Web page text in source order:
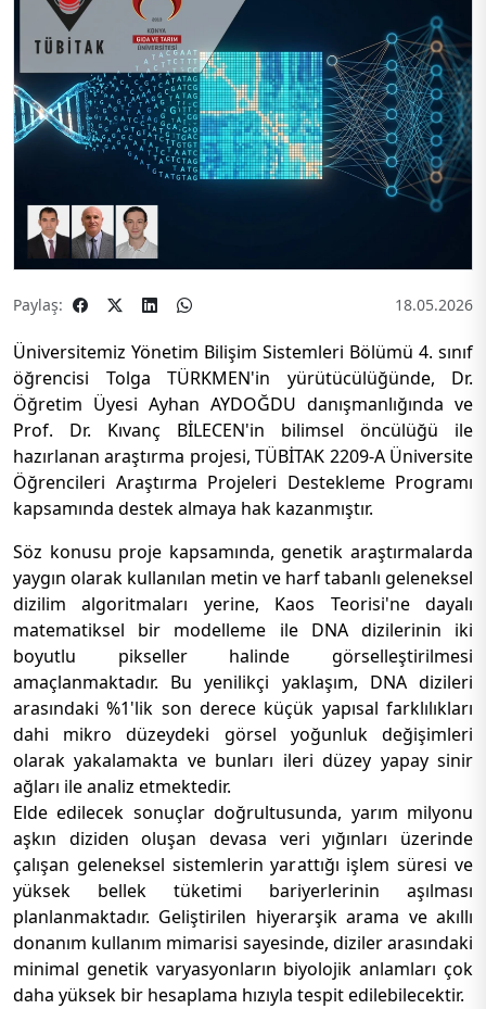
Paylaş: 18.05.2026
Üniversitemiz Yönetim Bilişim Sistemleri Bölümü 4. sınıf
öğrencisi Tolga TÜRKMEN'in yürütücülüğünde, Dr.
Öğretim Üyesi Ayhan AYDOĞDU danışmanlığında ve
Prof. Dr. Kıvanç BİLECEN'in bilimsel öncülüğü ile
hazırlanan araştırma projesi, TÜBİTAK 2209-A Üniversite
Öğrencileri Araştırma Projeleri Destekleme Programı
kapsamında destek almaya hak kazanmıştır.
Söz konusu proje kapsamında, genetik araştırmalarda
yaygın olarak kullanılan metin ve harf tabanlı geleneksel
dizilim algoritmaları yerine, Kaos Teorisi'ne dayalı
matematiksel bir modelleme ile DNA dizilerinin iki
boyutlu pikseller halinde görselleştirilmesi
amaçlanmaktadır. Bu yenilikçi yaklaşım, DNA dizileri
arasındaki %1'lik son derece küçük yapısal farklılıkları
dahi mikro düzeydeki görsel yoğunluk değişimleri
olarak yakalamakta ve bunları ileri düzey yapay sinir
ağları ile analiz etmektedir.
Elde edilecek sonuçlar doğrultusunda, yarım milyonu
aşkın diziden oluşan devasa veri yığınları üzerinde
çalışan geleneksel sistemlerin yarattığı işlem süresi ve
yüksek bellek tüketimi bariyerlerinin aşılması
planlanmaktadır. Geliştirilen hiyerarşik arama ve akıllı
donanım kullanım mimarisi sayesinde, diziler arasındaki
minimal genetik varyasyonların biyolojik anlamları çok
daha yüksek bir hesaplama hızıyla tespit edilebilecektir.